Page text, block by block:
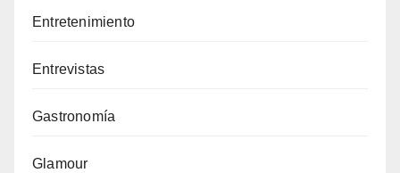
Entretenimiento
Entrevistas
Gastronomía
Glamour